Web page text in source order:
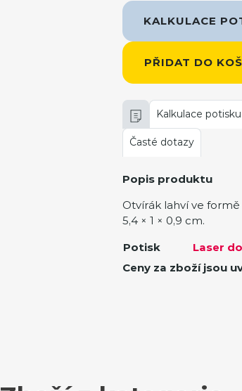
KALKULACE
PŘIDAT DO
Kalkulace potisku
Časté dotazy
Popis produktu
Otvírák lahví ve
5,4 × 1 × 0,9 cm.
Potisk
Laser
Ceny za zboží jsou